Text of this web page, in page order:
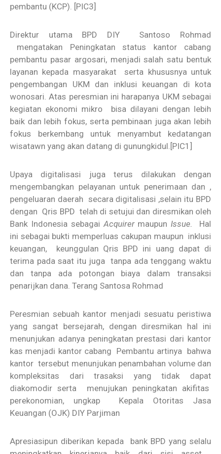
pembantu (KCP). [PIC3]
Direktur utama BPD DIY Santoso Rohmad
mengatakan Peningkatan status kantor cabang
pembantu pasar argosari, menjadi salah satu bentuk
layanan kepada masyarakat serta khususnya untuk
pengembangan UKM dan inklusi keuangan di kota
wonosari. Atas peresmian ini harapanya UKM sebagai
kegiatan ekonomi mikro bisa dilayani dengan lebih
baik dan lebih fokus, serta pembinaan juga akan lebih
fokus berkembang untuk menyambut kedatangan
wisatawn yang akan datang di gunungkidul. [PIC1]
Upaya digitalisasi juga terus dilakukan dengan
mengembangkan pelayanan untuk penerimaan dan ,
pengeluaran daerah secara digitalisasi ,selain itu BPD
dengan Qris BPD telah di setujui dan diresmikan oleh
Bank Indonesia sebagaiAcquirermaupunIssue.
Hal
ini sebagai bukti memperluas cakupan maupun inklusi
keuangan, keunggulan Qris BPD ini uang dapat di
terima pada saat itu juga tanpa ada tenggang waktu
dan tanpa ada potongan biaya dalam transaksi
penarijkan dana. Terang Santosa Rohmad
Peresmian sebuah kantor menjadi sesuatu peristiwa
yang sangat bersejarah, dengan diresmikan hal ini
menunjukan adanya peningkatan prestasi dari kantor
kas menjadi kantor cabang Pembantu artinya bahwa
kantor tersebut menunjukan penambahan volume dan
kompleksitas dari trasaksi yang tidak dapat
diakomodir serta menujukan peningkatan akifitas
perekonomian, ungkap Kepala Otoritas Jasa
Keuangan (OJK) DIY Parjiman
Apresiasipun diberikan kepada bank BPD yang selalu